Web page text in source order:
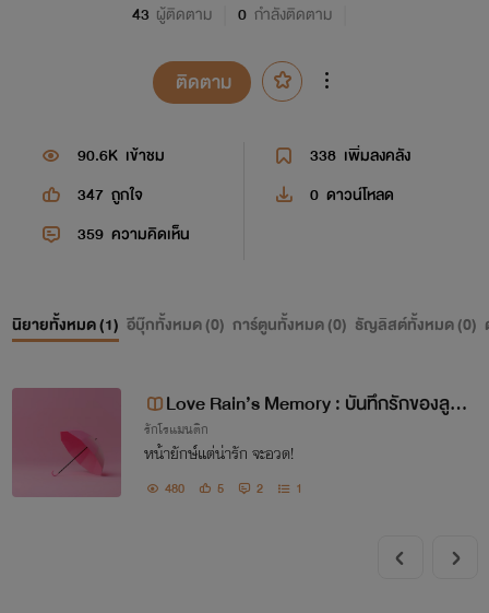
43 ผู้ติดตาม 0 กำลังติดตาม
ติดตาม
90.6K เข้าชม 338 เพิ่มลงคลัง
347 ถูกใจ 0 ดาวน์โหลด
359 ความคิดเห็น
นิยายทั้งหมด (1) อีบุ๊กทั้งหมด (0) การ์ตูนทั้งหมด (0) ธัญลิสต์ทั้งหมด (0)
Love Rain’s Memory : บันทึกรักของลูกต
าล
รักโรแมนติก
หน้ายักษ์แต่น่ารัก จะอวด!
480 5 2 1